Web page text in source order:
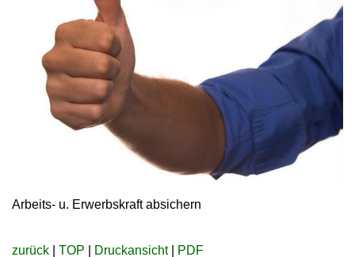
Arbeits- u. Erwerbskraft absichern
zurück TOP Druckansicht| PDF